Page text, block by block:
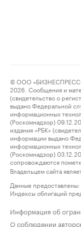
© ООО
2026. Сообщения и
(свидетельство о
выдано Федеральной
информационных
(Роскомнадзор)
издания «РБК»
информации выдано
информационных
(Роскомнадзор)
сопровождаются
Владельцем сайта
Данные предоставлены:
Индексы облигаций
Информация об
О соблюдении